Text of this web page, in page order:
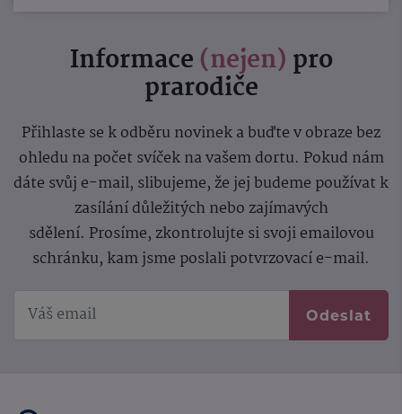
Informace (nejen) pro
prarodiče
Přihlaste se k odběru novinek a buďte v obraze bez
ohledu na počet svíček na vašem dortu. Pokud nám
dáte svůj e-mail, slibujeme, že jej budeme používat k
zasílání důležitých nebo zajímavých
sdělení. Prosíme, zkontrolujte si svoji emailovou
schránku, kam jsme poslali potvrzovací e-mail.
Odeslat